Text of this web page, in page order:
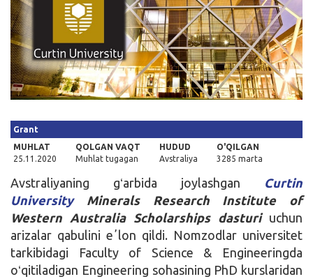
Kirish
Grant
MUHLAT
25.11.2020
QOLGAN VAQT
Muhlat tugagan
HUDUD
Avstraliya
O'QILGAN
3285 marta
Avstraliyaning gʻarbida joylashgan Curtin
University
Minerals Research Institute of
Western Australia Scholarships dasturi uchun
arizalar qabulini eʼlon qildi. Nomzodlar universitet
tarkibidagi Faculty of Science & Engineeringda
oʻqitiladigan Engineering sohasining PhD kurslaridan